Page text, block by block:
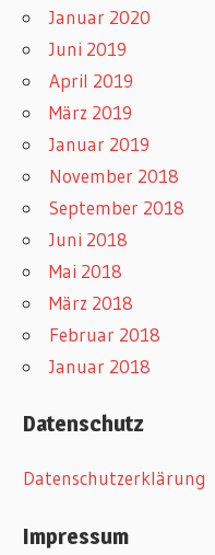
Januar 2020
Juni 2019
April 2019
März 2019
Januar 2019
November 2018
September 2018
Juni 2018
Mai 2018
März 2018
Februar 2018
Januar 2018
Datenschutz
Datenschutzerklärung
Impressum